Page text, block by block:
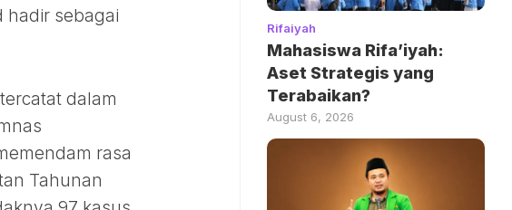
hadir sebagai
dalam
rasa
Tahunan
Rifaiyah
Mahasiswa Rifa’iyah:
Aset Strategis yang
Terabaikan?
August 6, 2026